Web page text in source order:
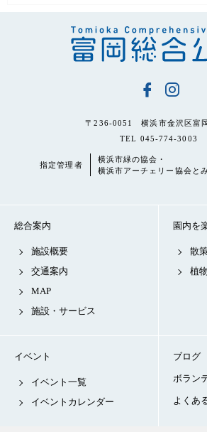
〒236-0051 横浜市金沢区富
TEL 045-774-3003
指定管理者
横浜市緑の協会・
横浜市アーチェリー協会と
総合案内
施設概要
交通案内
MAP
施設・サービス
園内を
散
植
イベント
イベント一覧
イベントカレンダー
ブログ
ボラン
よくあ